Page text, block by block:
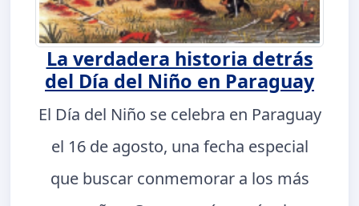
La verdadera historia detrás
del Día del Niño en Paraguay
El Día del Niño se celebra en Paraguay
el 16 de agosto, una fecha especial
que buscar conmemorar a los más